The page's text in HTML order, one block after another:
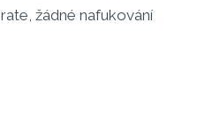
žádné nafukování